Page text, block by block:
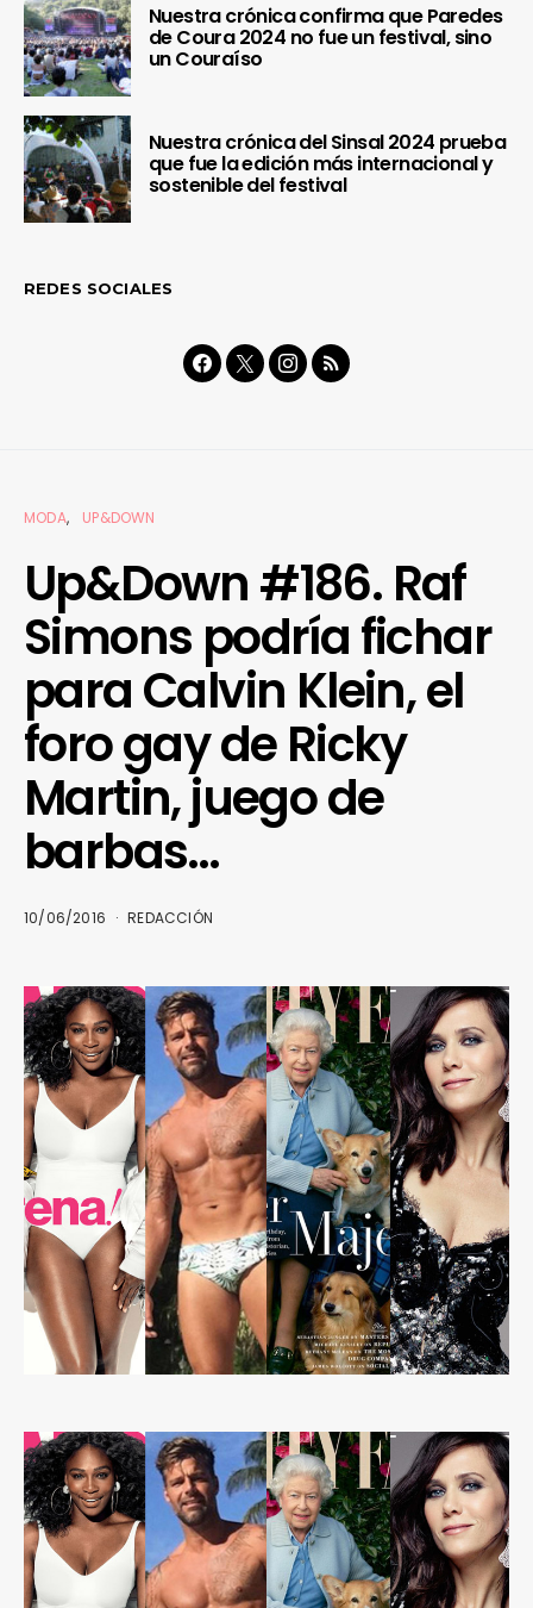
Nuestra crónica confirma que Paredes
de Coura 2024 no fue un festival, sino
un Couraíso
Nuestra crónica del Sinsal 2024 prueba
que fue la edición más internacional y
sostenible del festival
REDES SOCIALES
MODA UP&DOWN
Up&Down #186. Raf
Simons podría fichar
para Calvin Klein, el
foro gay de Ricky
Martin, juego de
barbas…
10/06/2016 REDACCIÓN